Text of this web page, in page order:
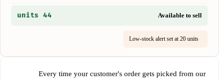
Available to sell
44 units
Low-stock alert set at 20 units
Every time your customer's order gets picked from our